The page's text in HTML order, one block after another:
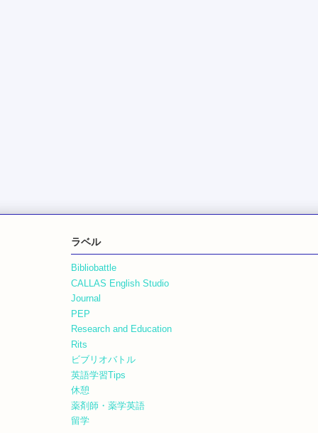
ラベル
Bibliobattle
CALLAS English Studio
Journal
PEP
Research and Education
Rits
ビブリオバトル
英語学習Tips
休憩
薬剤師・薬学英語
留学